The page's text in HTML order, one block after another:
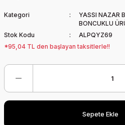
Kategori YASSI NAZAR
BONCUKLU
Stok Kodu
ALPQYZ69
*95,04 TL den başlayan taksitlerle!!
Sepete Ekle